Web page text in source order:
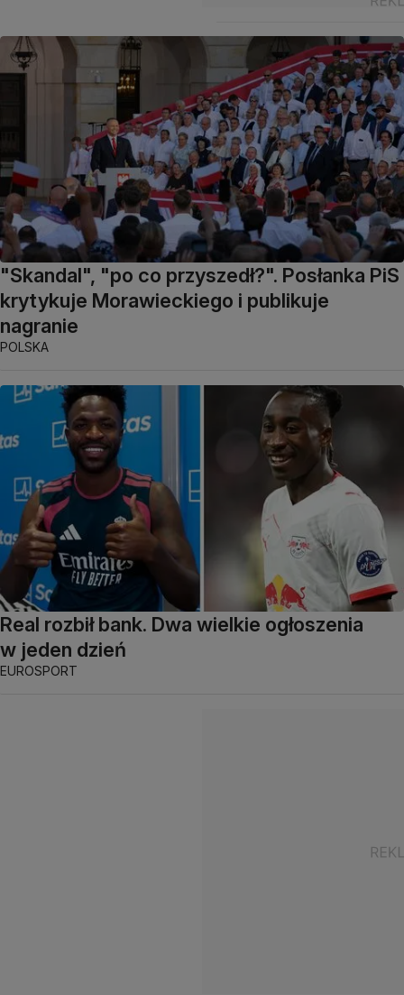
"Skandal", "po co przyszedł?". Posłanka PiS
krytykuje Morawieckiego i publikuje
nagranie
POLSKA
Real rozbił bank. Dwa wielkie ogłoszenia
w jeden dzień
EUROSPORT